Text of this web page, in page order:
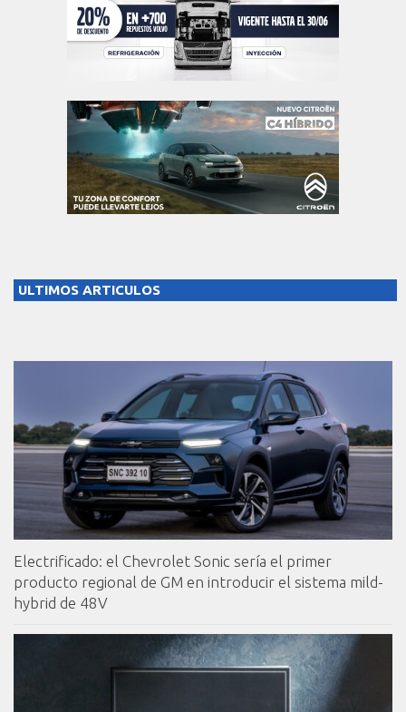
ULTIMOS ARTICULOS
Electrificado: el Chevrolet Sonic sería el primer
producto regional de GM en introducir el sistema mild-
hybrid de 48V